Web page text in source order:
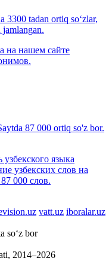
3300 tadan ortiq so‘zlar,
jamlangan.
на нашем сайте
87 000 ortiq so'z bor.
языка
узбекских слов на
000 слов.
vatt.uz iboralar.uz
so‘z bor
2014–2026